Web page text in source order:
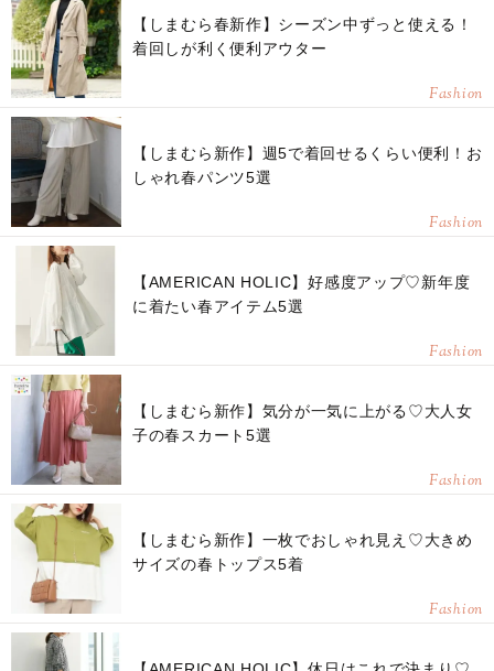
【しまむら春新作】シーズン中ずっと使える！
着回しが利く便利アウター
Fashion
【しまむら新作】週5で着回せるくらい便利！お
しゃれ春パンツ5選
Fashion
【AMERICAN HOLIC】好感度アップ♡新年度
に着たい春アイテム5選
Fashion
【しまむら新作】気分が一気に上がる♡大人女
子の春スカート5選
Fashion
【しまむら新作】一枚でおしゃれ見え♡大きめ
サイズの春トップス5着
Fashion